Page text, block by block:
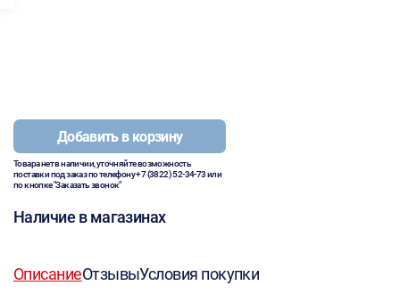
Добавить в корзину
Товара нет в наличии, уточняйте возможность
поставки под заказ по телефону+7 (3822) 52-34-73или
по кнопке "Заказать звонок"
Наличие в магазинах
ОписаниеОтзывыУсловия покупки